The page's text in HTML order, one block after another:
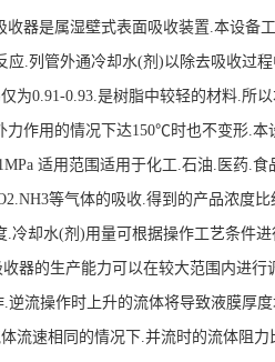
器是属湿壁式表面吸收装置.本设
.列管外通冷却水(剂)以除去吸收过
为0.91-0.93.是树脂中较轻的材料.所
作用的情况下达150℃时也不变形.
适用范围适用于化工.石油.医药.
等气体的吸收.得到的产品浓度
冷却水(剂)用量可根据操作工艺条件
器的生产能力可以在较大范围内进
流操作时上升的流体将导致液膜厚
速相同的情况下.并流时的流体阻